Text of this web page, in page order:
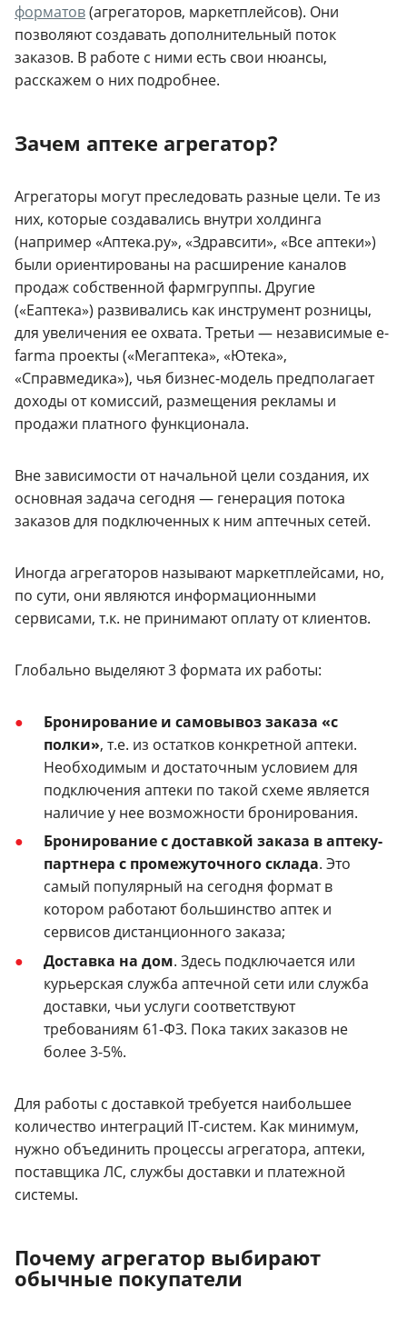
форматов(агрегаторов, маркетплейсов). Они
позволяют создавать дополнительный поток
заказов. В работе с ними есть свои нюансы,
расскажем о них подробнее.
Зачем аптеке агрегатор?
Агрегаторы могут преследовать разные цели. Те из
них, которые создавались внутри холдинга
(например «Аптека.ру», «Здравсити», «Все аптеки»)
были ориентированы на расширение каналов
продаж собственной фармгруппы. Другие
(«Еаптека») развивались как инструмент розницы,
для увеличения ее охвата. Третьи — независимые e-
farma проекты («Мегаптека», «Ютека»,
«Справмедика»), чья бизнес-модель предполагает
доходы от комиссий, размещения рекламы и
продажи платного функционала.
Вне зависимости от начальной цели создания, их
основная задача сегодня — генерация потока
заказов для подключенных к ним аптечных сетей.
Иногда агрегаторов называют маркетплейсами, но,
по сути, они являются информационными
сервисами, т.к. не принимают оплату от клиентов.
Глобально выделяют 3 формата их работы:
Бронирование и самовывоз заказа «с
полки», т.е. из остатков конкретной аптеки.
Необходимым и достаточным условием для
подключения аптеки по такой схеме является
наличие у нее возможности бронирования.
Бронирование с доставкой заказа в аптеку-
партнера с промежуточного склада. Это
самый популярный на сегодня формат в
котором работают большинство аптек и
сервисов дистанционного заказа;
Доставка на дом. Здесь подключается или
курьерская служба аптечной сети или служба
доставки, чьи услуги соответствуют
требованиям 61-ФЗ. Пока таких заказов не
более 3-5%.
Для работы с доставкой требуется наибольшее
количество интеграций IT-систем. Как минимум,
нужно объединить процессы агрегатора, аптеки,
поставщика ЛС, службы доставки и платежной
системы.
Почему агрегатор выбирают
обычные покупатели